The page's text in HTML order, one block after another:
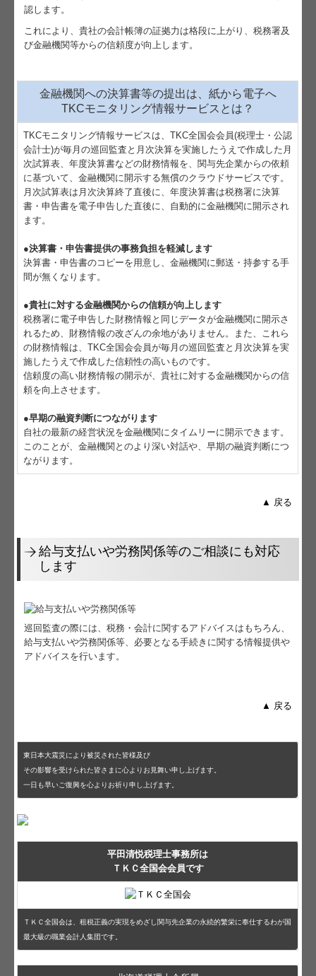
東日本大震災により被災された皆様及び
その影響を受けられた皆さまに心よりお見舞い申し上げます。
一日も早いご復興を心よりお祈り申し上げます。
平田清悦税理士事務所は
ＴＫＣ全国会会員です
ＴＫＣ全国会は、租税正義の実現をめざし関与先企業の永続的繁栄に奉仕するわが国
最大級の職業会計人集団です。
認します。
これにより、貴社の会計帳簿の証拠力は格段に上がり、税務署及
び金融機関等からの信頼度が向上します。
金融機関への決算書等の提出は、紙から電子へ
TKCモニタリング情報サービスとは？
TKCモニタリング情報サービスは、TKC全国会会員(税理士・公認
会計士)が毎月の巡回監査と月次決算を実施したうえで作成した月
次試算表、年度決算書などの財務情報を、関与先企業からの依頼
に基づいて、金融機関に開示する無償のクラウドサービスです。
月次試算表は月次決算終了直後に、年度決算書は税務署に決算
書・申告書を電子申告した直後に、自動的に金融機関に開示され
ます。
●決算書・申告書提供の事務負担を軽減します
決算書・申告書のコピーを用意し、金融機関に郵送・持参する手
間が無くなります。
●貴社に対する金融機関からの信頼が向上します
税務署に電子申告した財務情報と同じデータが金融機関に開示さ
れるため、財務情報の改ざんの余地がありません。また、これら
の財務情報は、TKC全国会会員が毎月の巡回監査と月次決算を実
施したうえで作成した信頼性の高いものです。
信頼度の高い財務情報の開示が、貴社に対する金融機関からの信
頼を向上させます。
●早期の融資判断につながります
自社の最新の経営状況を金融機関にタイムリーに開示できます。
このことが、金融機関とのより深い対話や、早期の融資判断につ
ながります。
▲ 戻る
給与支払いや労務関係等のご相談にも対応
します
巡回監査の際には、税務・会計に関するアドバイスはもちろん、
給与支払いや労務関係等、必要となる手続きに関する情報提供や
アドバイスを行います。
▲ 戻る